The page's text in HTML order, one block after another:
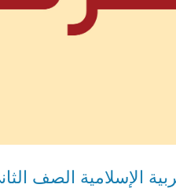
الإسلامية الصف الثاني